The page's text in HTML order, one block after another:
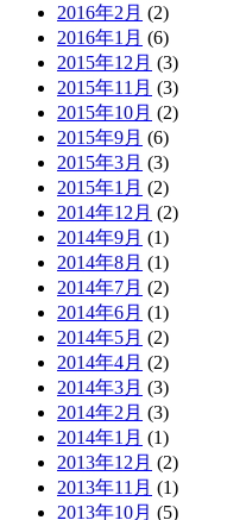
2016年2月 (2)
2016年1月 (6)
2015年12月 (3)
2015年11月 (3)
2015年10月 (2)
2015年9月 (6)
2015年3月 (3)
2015年1月 (2)
2014年12月 (2)
2014年9月 (1)
2014年8月 (1)
2014年7月 (2)
2014年6月 (1)
2014年5月 (2)
2014年4月 (2)
2014年3月 (3)
2014年2月 (3)
2014年1月 (1)
2013年12月 (2)
2013年11月 (1)
2013年10月 (5)